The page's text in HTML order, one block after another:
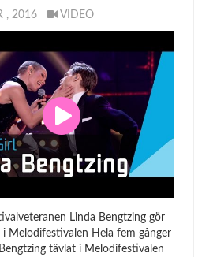
, 2016 VIDEO
Linda Bengtzing gör
i Melodifestivalen Hela fem gånger
tävlat i Melodifestivalen